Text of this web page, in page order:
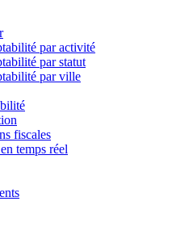
par activité
par statut
par ville
fiscales
temps réel